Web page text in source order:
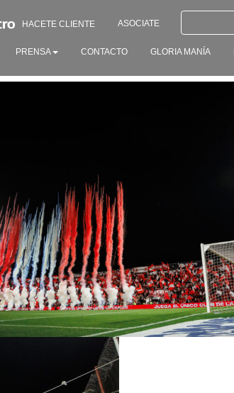
HACETE CLIENTE ASOCIATE
PRENSA CONTACTO GLORIA MANÍA